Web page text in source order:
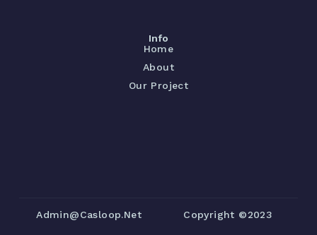
Info
Home
About
Our Project
Admin@casloop.net Copyright ©2023